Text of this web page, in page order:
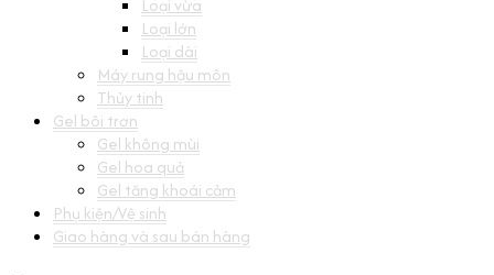
Loại vừa
Loại lớn
Loại dài
Máy rung hậu môn
Thủy tinh
Gel bôi trơn
Gel không mùi
Gel hoa quả
Gel tăng khoái cảm
Phụ kiện/Vệ sinh
Giao hàng và sau bán hàng